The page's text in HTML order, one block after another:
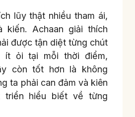
lũy thật nhiều tham ái,
kiến. Achaan giải thích
được tận diệt từng chút
ít ỏi tại mỗi thời điểm,
còn tốt hơn là không
ta phải can đảm và kiên
triển hiểu biết về từng